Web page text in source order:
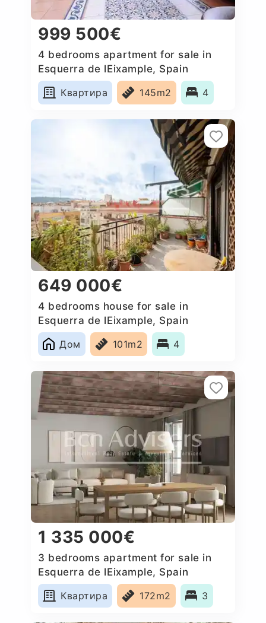
999 500€
4 bedrooms apartment for sale in
Esquerra de lEixample, Spain
Квартира
145m2 4
649 000€
4 bedrooms house for sale in
Esquerra de lEixample, Spain
Дом
101m2 4
1 335 000€
3 bedrooms apartment for sale in
Esquerra de lEixample, Spain
Квартира
172m2 3